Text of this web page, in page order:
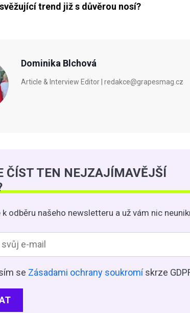
trend již s důvěrou nosí?
Dominika Blchová
Article & Interview Editor | redakce@grapesmag.cz
ČÍST TEN NEJZAJÍMAVĚJŠÍ
odběru našeho newsletteru a už vám nic
se Zásadami ochrany soukromískrze